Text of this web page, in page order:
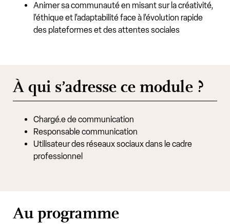
Animer sa communauté en misant sur la créativité,
l’éthique et l’adaptabilité face à l’évolution rapide
des plateformes et des attentes sociales
À qui s’adresse ce module ?
Chargé.e de communication
Responsable communication
Utilisateur des réseaux sociaux dans le cadre
professionnel
Au programme